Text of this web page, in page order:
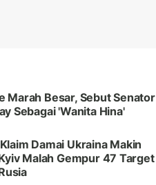
Marah Besar, Sebut Senator
Sebagai 'Wanita Hina'
Damai Ukraina Makin
Malah Gempur 47 Target